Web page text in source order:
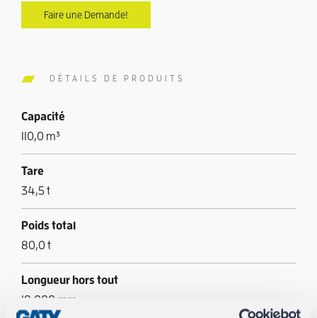
Faire une Demande!
DÉTAILS DE PRODUITS
Capacité
110,0 m³
Tare
34,5 t
Poids total
80,0 t
Longueur hors tout
18.000 mm